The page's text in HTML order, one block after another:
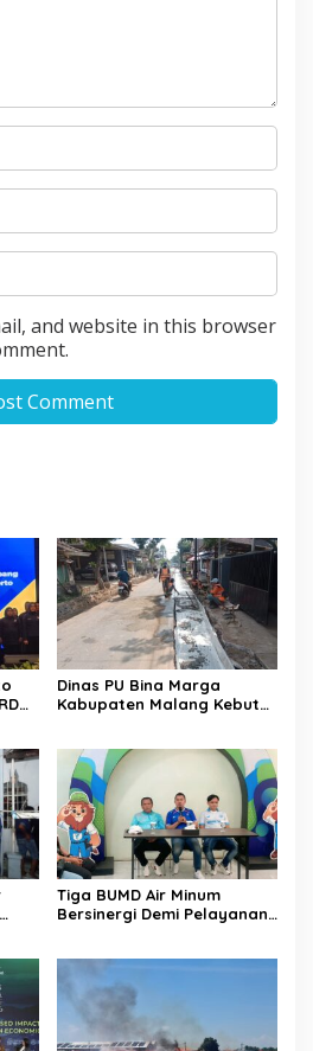
and website in this browser
Dinas PU Bina Marga
Kabupaten Malang Kebut
Tiga BUMD Air Minum
Bersinergi Demi Pelayanan